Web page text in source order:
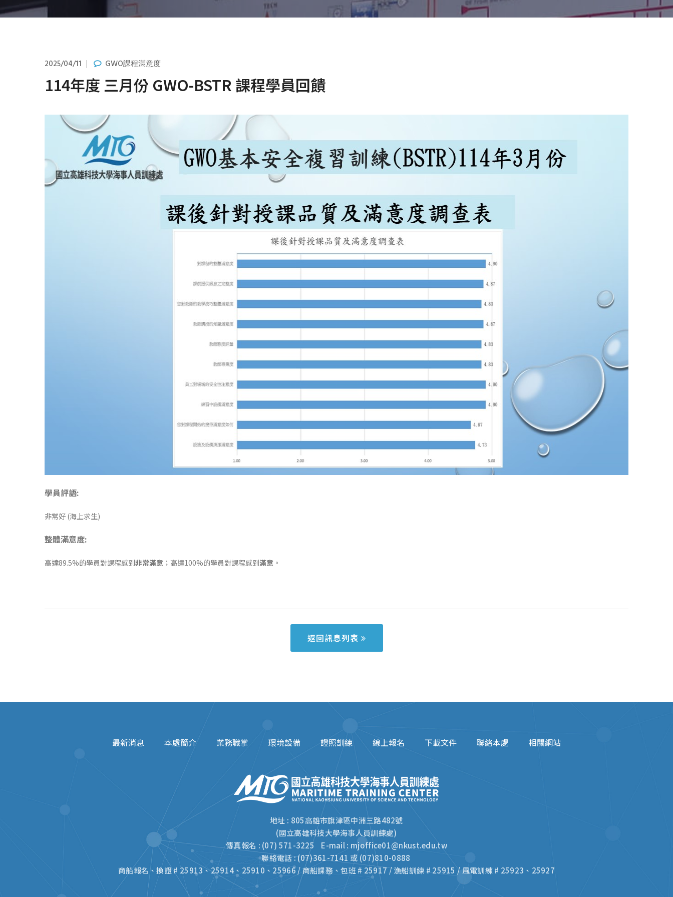
2025/04/11 GWO課程滿意度
114年度 三月份 GWO-BSTR 課程學員回饋
學員評語:
非常好 (海上求生)
整體滿意度:
高達89.5%的學員對課程感到非常滿意 ；高達100%的學員對課程感到滿意 。
返回訊息列表
最新消息 本處簡介 業務職掌 環境設備 證照訓練 線上報名 下載文件 聯絡本處 相關網站
地址 : 805高雄市旗津區中洲三路482號
(國立高雄科技大學海事人員訓練處)
傳真報名 : (07) 571-3225 E-mail : mjoffice01@nkust.edu.tw
聯絡電話 : (07)361-7141 或 (07)810-0888
商船報名、換證 # 25913、25914、25910、25966 / 商船課務、包班 # 25917 / 漁船訓練 # 25915 / 風電訓練 # 25923、25927